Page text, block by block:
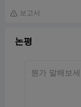
 보고서
논평